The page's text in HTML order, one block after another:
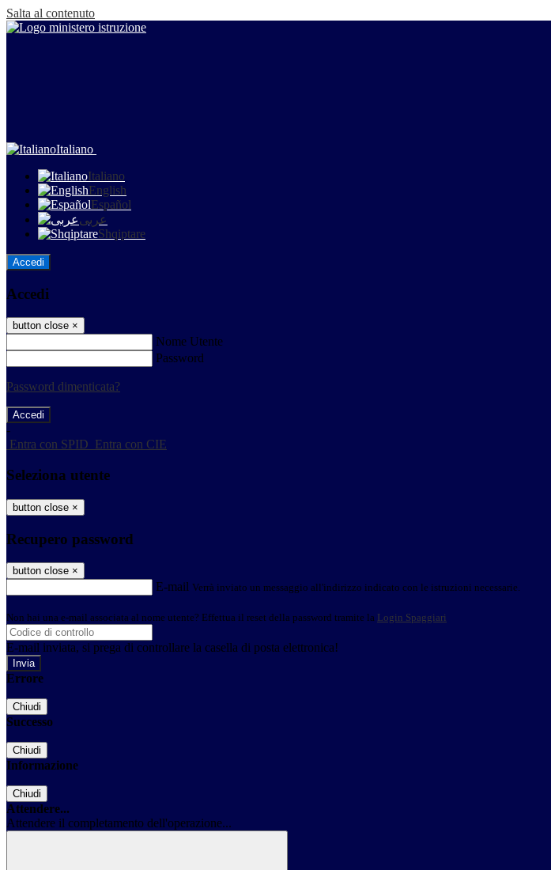
Salta al contenuto
Italiano
Italiano
English
Español
عربى
Shqiptare
Accedi
Accedi
button close ×
Nome Utente
Password
Password dimenticata?
-
Entra con SPID Entra con CIE
Seleziona utente
button close ×
Recupero password
button close ×
E-mail Verrà inviato un messaggio all'indirizzo indicato con le istruzioni necessarie.
Non hai una e-mail associata al nome utente? Effettua il reset della password tramite la Login Spaggiari
E-mail inviata, si prega di controllare la casella di posta elettronica!
Errore
Chiudi
Successo
Chiudi
Informazione
Chiudi
Attendere...
Attendere il completamento dell'operazione...